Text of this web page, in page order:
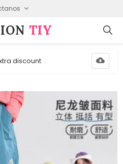
TIY
discount